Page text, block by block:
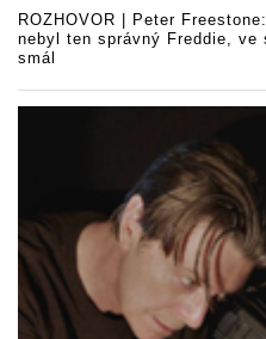
ROZHOVOR | Peter
nebyl ten správný Freddie,
smál